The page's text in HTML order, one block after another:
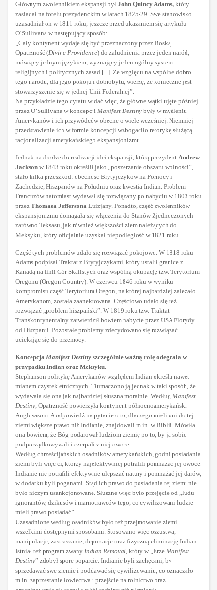
Głównym zwolennikiem ekspansji był John Quincy Adams, który
zasiadał na fotelu prezydenckim w latach 1825-29. Swe stanowisko
uzasadniał on w 1811 roku, jeszcze przed ukazaniem się artykułu
O’Sullivana w następujący sposób:
„Cały kontynent wydaje się być przeznaczony przez Boską
Opatrzność (Divine Providence) do zaludnienia przez jeden naród,
mówiący jednym językiem, wyznający jeden ogólny system
religijnych i politycznych zasad [...]. Ze względu na wspólne dobro
tego narodu, dla jego pokoju i dobrobytu, wierzę, że konieczne jest
stowarzyszenie się w jednej Unii Federalnej”.
Na przykładzie tego cytatu widać więc, że główne wątki ujęte później
przez O’Sullivana w koncepcji Manifest Destiny były w myśleniu
Amerykanów i ich przywódców obecne o wiele wcześniej. Niemniej
przedstawienie ich w formie koncepcji wzbogaciło retorykę służącą
racjonalizacji amerykańskiego ekspansjonizmu.
Jednak na drodze do realizacji idei ekspansji, którą prezydent Andrew
Jackson w 1843 roku określił jako „poszerzanie obszaru wolności”,
stało kilka przeszkód: obecność Brytyjczyków na Północy i
Zachodzie, Hiszpanów na Południu oraz kwestia Indian. Problem
Francuzów natomiast wydawał się rozwiązany po nabyciu w 1803 roku
przez Thomasa Jeffersona Luizjany. Ponadto, część zwolenników
ekspansjonizmu domagała się włączenia do Stanów Zjednoczonych
zarówno Teksasu, jak również większości ziem należących do
Meksyku, który oficjalnie uzyskał niepodległość w 1821 roku.
Część tych problemów udało się rozwiązać pokojowo. W 1818 roku
Adams podpisał Traktat z Brytyjczykami, który ustalił granice z
Kanadą na linii Gór Skalistych oraz wspólną okupację tzw. Terytorium
Oregonu (Oregon Country). W czerwcu 1846 roku w wyniku
kompromisu część Terytorium Oregon, na której najbardziej zależało
Amerykanom, została zaanektowana. Częściowo udało się też
rozwiązać „problem hiszpański”. W 1819 roku tzw. Traktat
Transkontynentalny zatwierdził bowiem nabycie przez USA Florydy
od Hiszpanii. Pozostałe problemy zdecydowano się rozwiązać
uciekając się do przemocy.
Koncepcja Manifest Destiny szczególnie ważną rolę odegrała w
przypadku Indian oraz Meksyku.
Stephanson politykę Amerykanów względem Indian określa nawet
mianem czystek etnicznych. Tłumaczono ją jednak w taki sposób, że
wydawała się ona jak najbardziej słuszna moralnie. Według Manifest
Destiny, Opatrzność powierzyła kontynent północnoamerykański
Anglosasom. A odpowiedź na pytanie o to, dlaczego mieli oni do tej
ziemi większe prawo niż Indianie, znajdowali m.in. w Biblii. Mówiła
ona bowiem, że Bóg podarował ludziom ziemię po to, by ją sobie
podporządkowywali i czerpali z niej owoce.
Według chrześcijańskich osadników amerykańskich, godni posiadania
ziemi byli więc ci, którzy najefektywniej potrafili pomnażać jej owoce.
Indianie nie potrafili efektywnie ulepszać natury i pomnażać jej darów,
w dodatku byli poganami. Stąd ich prawo do posiadania tej ziemi nie
było niczym usankcjonowane. Słuszne więc było przejęcie od „ludu
ignorantów, dzikusów i marnotrawców tego, co cywilizowani ludzie
mieli prawo posiadać”.
Uzasadnione według osadników było też przejmowanie ziemi
wszelkimi dostępnymi sposobami. Stosowano więc oszustwa,
manipulacje, zastraszanie, deportacje oraz fizyczną eliminację Indian.
Istniał też program zwany Indian Removal, który w „Erze Manifest
Destiny” zdobył spore poparcie. Indianie byli zachęcani, by
sprzedawać swe ziemie i poddawać się cywilizowaniu, co oznaczało
m.in. zaprzestanie łowiectwa i przejście na rolnictwo oraz